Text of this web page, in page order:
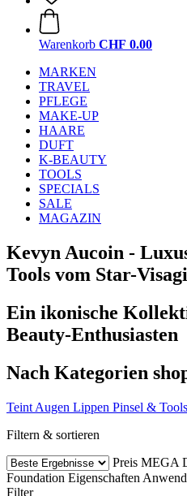
Warenkorb CHF 0.00
MARKEN
TRAVEL
PFLEGE
MAKE-UP
HAARE
DUFT
K-BEAUTY
TOOLS
SPECIALS
SALE
MAGAZIN
Kevyn Aucoin -
Tools vom Star-
Ein ikonische
Beauty-Enthusiasten
Nach Kategorien
Teint Augen Lippen Pinsel & Tools
Filtern & sortieren
Preis MEGA
Foundation Eigenschaften
Filter